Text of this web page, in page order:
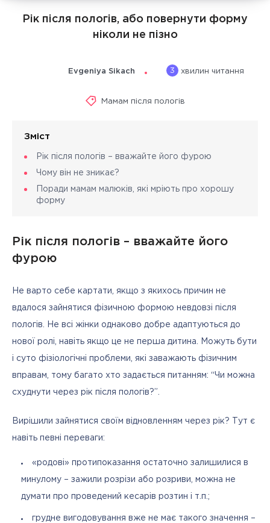
Рік після пологів, або повернути форму
ніколи не пізно
Evgeniya Sikach 3 хвилин читання
Мамам після пологів
Зміст
Рік після пологів – вважайте його фурою
Чому він не зникає?
Поради мамам малюків, які мріють про хорошу
форму
Рік після пологів – вважайте його
фурою
Не варто себе картати, якщо з якихось причин не
вдалося зайнятися фізичною формою невдовзі після
пологів. Не всі жінки однаково добре адаптуються до
нової ролі, навіть якщо це не перша дитина. Можуть бути
і суто фізіологічні проблеми, які заважають фізичним
вправам, тому багато хто задається питанням: “Чи можна
схуднути через рік після пологів?”.
Вирішили зайнятися своїм відновленням через рік? Тут є
навіть певні переваги:
«родові» протипоказання остаточно залишилися в
минулому – зажили розрізи або розриви, можна не
думати про проведений кесарів розтин і т.п.;
грудне вигодовування вже не має такого значення –